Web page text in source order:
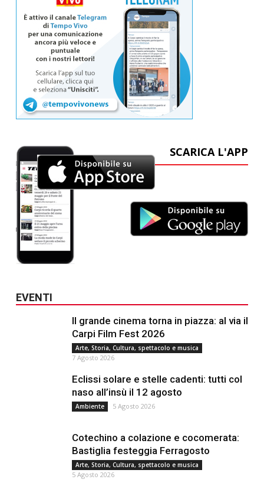
SCARICA L'APP
EVENTI
Il grande cinema torna in piazza: al via il
Carpi Film Fest 2026
Arte, Storia, Cultura, spettacolo e musica
7 Agosto 2026
Eclissi solare e stelle cadenti: tutti col
naso all’insù il 12 agosto
Ambiente 5 Agosto 2026
Cotechino a colazione e cocomerata:
Bastiglia festeggia Ferragosto
Arte, Storia, Cultura, spettacolo e musica
5 Agosto 2026